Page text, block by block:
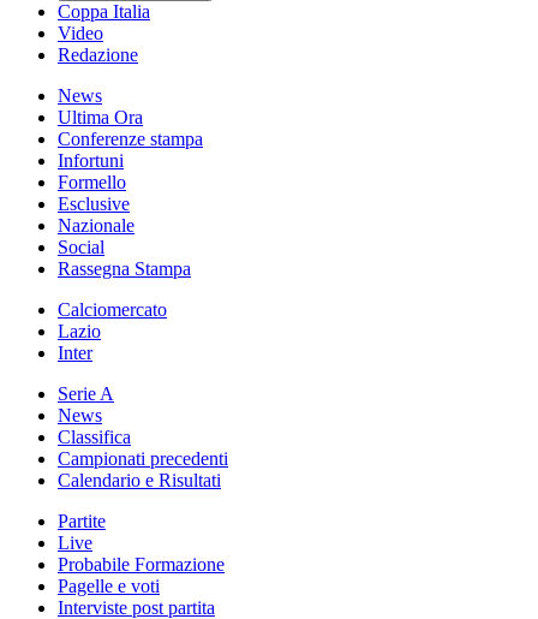
Coppa Italia
Video
Redazione
News
Ultima Ora
Conferenze stampa
Infortuni
Formello
Esclusive
Nazionale
Social
Rassegna Stampa
Calciomercato
Lazio
Inter
Serie A
News
Classifica
Campionati precedenti
Calendario e Risultati
Partite
Live
Probabile Formazione
Pagelle e voti
Interviste post partita